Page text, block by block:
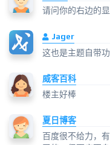
请问你的右边的
Jager
这也是主题自带
威客百科
楼主好棒
夏日博客
百度很不给力，